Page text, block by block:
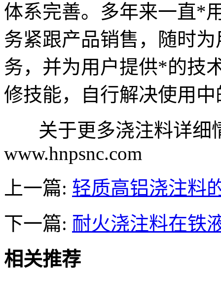
体系完善。多年来一直*
务紧跟产品销售，随时
务，并为用户提供*的技
修技能，自行解决使用
关于更多浇注料详细
www.hnpsnc.com
上一篇: 轻质高铝浇注料
下一篇: 耐火浇注料在铁
相关推荐